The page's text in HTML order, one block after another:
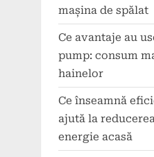
mașina de spălat
Ce avantaje au
pump: consum
hainelor
Ce înseamnă
ajută la
energie acasă